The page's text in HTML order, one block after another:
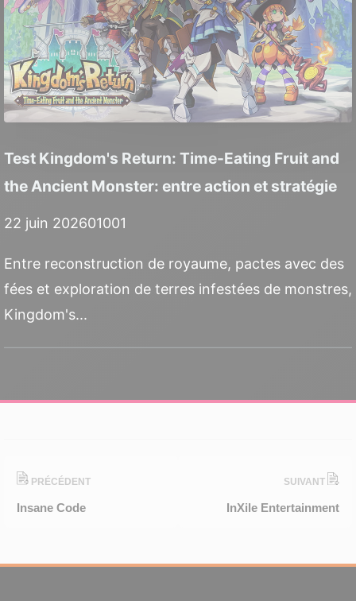
Test Kingdom's Return: Time-Eating Fruit and
the Ancient Monster: entre action et stratégie
22 juin 202601001
Entre reconstruction de royaume, pactes avec des
fées et exploration de terres infestées de monstres,
Kingdom's...
PRÉCÉDENT
Insane Code
SUIVANT
InXile Entertainment